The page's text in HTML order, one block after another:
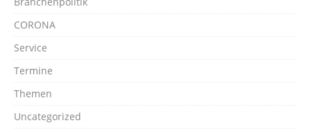
CORONA
Service
Termine
Themen
Uncategorized